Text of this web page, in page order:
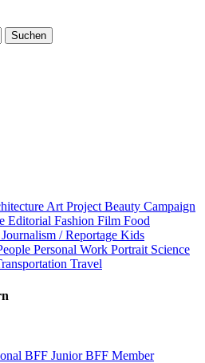
Art Project Beauty Campaign
Editorial Fashion Film Food
Journalism / Reportage Kids
Personal Work Portrait Science
Travel
BFF JuniorBFF Member